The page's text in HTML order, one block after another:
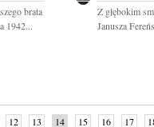
brata
1942...
Z głębokim
Janusza
12 13 14 15 16 17